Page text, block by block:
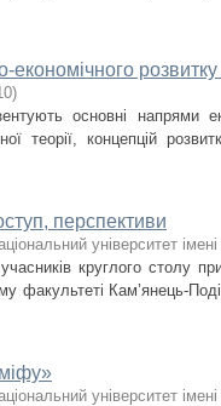
розвитку
)
основні напрями
теорії, концепцій
перспективи
університет
круглого столу
факультеті Кам’янець-
університет